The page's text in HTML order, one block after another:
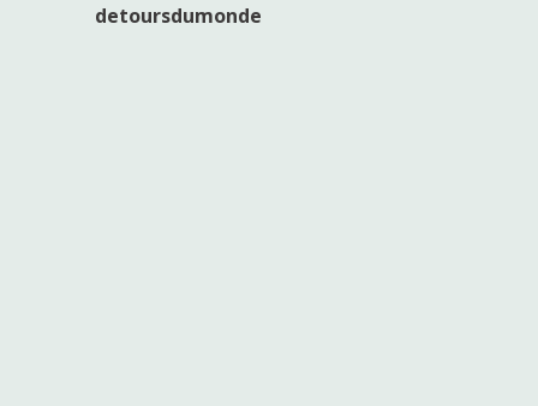
detoursdumonde